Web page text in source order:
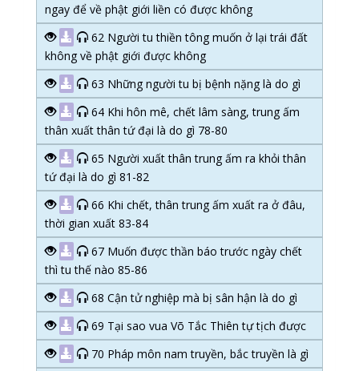
ngay để về phật giới liền có được không
62 Người tu thiền tông muốn ở lại trái đất
không về phật giới được không
63 Những người tu bị bệnh nặng là do gì
64 Khi hôn mê, chết lâm sàng, trung ấm
thân xuất thân tứ đại là do gì 78-80
65 Người xuất thân trung ấm ra khỏi thân
tứ đại là do gì 81-82
66 Khi chết, thân trung ấm xuất ra ở đâu,
thời gian xuất 83-84
67 Muốn được thần báo trước ngày chết
thì tu thế nào 85-86
68 Cận tử nghiệp mà bị sân hận là do gì
69 Tại sao vua Võ Tắc Thiên tự tịch được
70 Pháp môn nam truyền, bắc truyền là gì